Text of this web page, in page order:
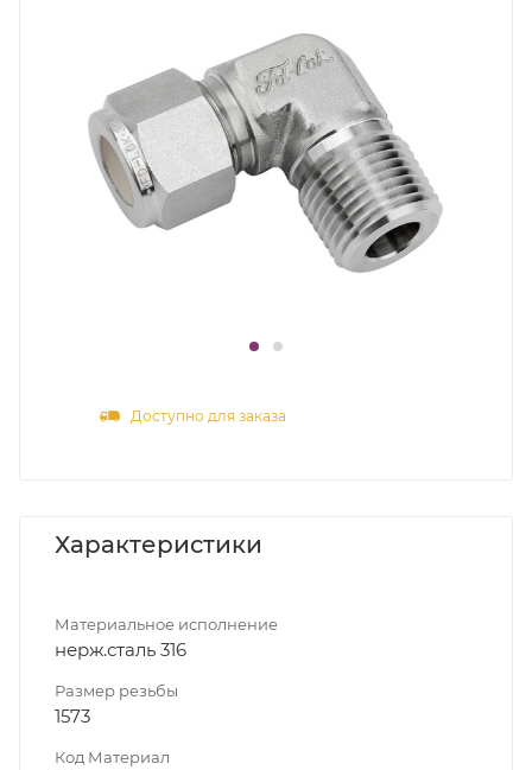
Доступно для заказа
Характеристики
Материальное исполнение
нерж.сталь 316
Размер резьбы
1573
Код Материал